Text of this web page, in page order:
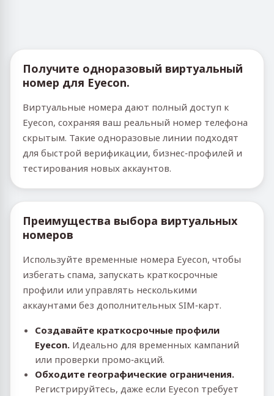
Получите одноразовый виртуальный
номер для Eyecon.
Виртуальные номера дают полный доступ к
Eyecon, сохраняя ваш реальный номер телефона
скрытым. Такие одноразовые линии подходят
для быстрой верификации, бизнес‑профилей и
тестирования новых аккаунтов.
Преимущества выбора виртуальных
номеров
Используйте временные номера Eyecon, чтобы
избегать спама, запускать краткосрочные
профили или управлять несколькими
аккаунтами без дополнительных SIM‑карт.
Создавайте краткосрочные профили
Eyecon. Идеально для временных кампаний
или проверки промо‑акций.
Обходите географические ограничения.
Регистрируйтесь, даже если Eyecon требует